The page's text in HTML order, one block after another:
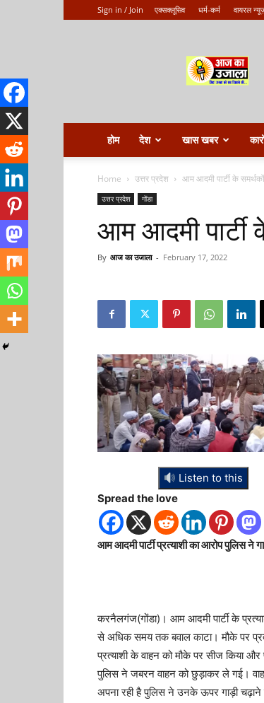
Sign in / Join एक्सक्लूसिव धर्म-कर्म वायरल
ka
ujala
होम देश खास खबर
Home उत्तर प्रदेश आम आदमी पार्टी के
उत्तर प्रदेश गोंडा
आम आदमी
By आज का उजाला - February 17, 2022
Listen to this
Spread the love
आम आदमी पार्टी प्रत्याशी का आरोप पुलिस ने
करनैलगंज(गोंडा)। आम आदमी पार्टी के
से अधिक समय तक बवाल काटा। मौके पर
प्रत्याशी के वाहन को मौके पर सीज किया
पुलिस ने जबरन वाहन को छुड़ाकर ले गई।
अपना रही है पुलिस ने उनके ऊपर गाड़ी